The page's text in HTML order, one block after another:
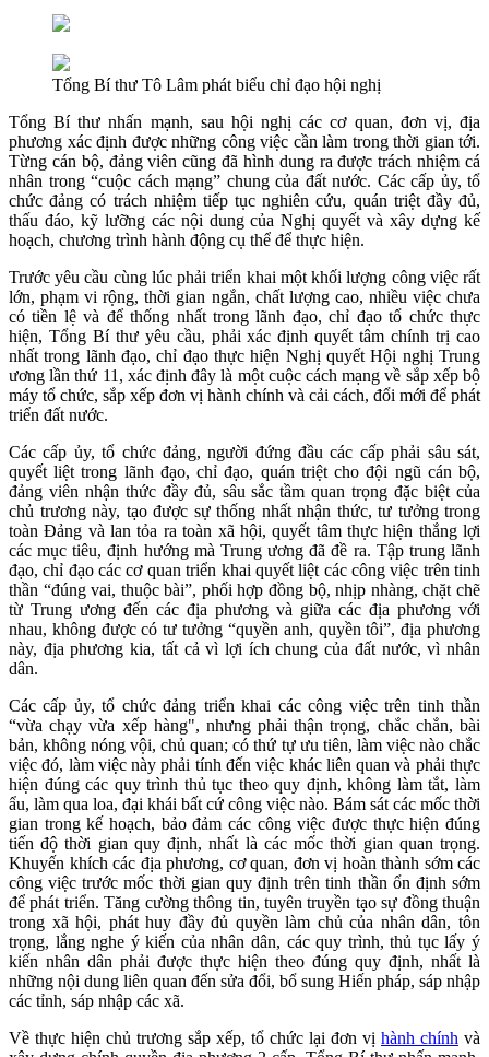
Tổng Bí thư Tô Lâm phát biểu chỉ đạo hội nghị
Tổng Bí thư nhấn mạnh, sau hội nghị các cơ quan, đơn vị, địa
phương xác định được những công việc cần làm trong thời gian tới.
Từng cán bộ, đảng viên cũng đã hình dung ra được trách nhiệm cá
nhân trong “cuộc cách mạng” chung của đất nước. Các cấp ủy, tổ
chức đảng có trách nhiệm tiếp tục nghiên cứu, quán triệt đầy đủ,
thấu đáo, kỹ lưỡng các nội dung của Nghị quyết và xây dựng kế
hoạch, chương trình hành động cụ thể để thực hiện.
Trước yêu cầu cùng lúc phải triển khai một khối lượng công việc rất
lớn, phạm vi rộng, thời gian ngắn, chất lượng cao, nhiều việc chưa
có tiền lệ và để thống nhất trong lãnh đạo, chỉ đạo tổ chức thực
hiện, Tổng Bí thư yêu cầu, phải xác định quyết tâm chính trị cao
nhất trong lãnh đạo, chỉ đạo thực hiện Nghị quyết Hội nghị Trung
ương lần thứ 11, xác định đây là một cuộc cách mạng về sắp xếp bộ
máy tổ chức, sắp xếp đơn vị hành chính và cải cách, đổi mới để phát
triển đất nước.
Các cấp ủy, tổ chức đảng, người đứng đầu các cấp phải sâu sát,
quyết liệt trong lãnh đạo, chỉ đạo, quán triệt cho đội ngũ cán bộ,
đảng viên nhận thức đầy đủ, sâu sắc tầm quan trọng đặc biệt của
chủ trương này, tạo được sự thống nhất nhận thức, tư tưởng trong
toàn Đảng và lan tỏa ra toàn xã hội, quyết tâm thực hiện thắng lợi
các mục tiêu, định hướng mà Trung ương đã đề ra. Tập trung lãnh
đạo, chỉ đạo các cơ quan triển khai quyết liệt các công việc trên tinh
thần “đúng vai, thuộc bài”, phối hợp đồng bộ, nhịp nhàng, chặt chẽ
từ Trung ương đến các địa phương và giữa các địa phương với
nhau, không được có tư tưởng “quyền anh, quyền tôi”, địa phương
này, địa phương kia, tất cả vì lợi ích chung của đất nước, vì nhân
dân.
Các cấp ủy, tổ chức đảng triển khai các công việc trên tinh thần
“vừa chạy vừa xếp hàng", nhưng phải thận trọng, chắc chắn, bài
bản, không nóng vội, chủ quan; có thứ tự ưu tiên, làm việc nào chắc
việc đó, làm việc này phải tính đến việc khác liên quan và phải thực
hiện đúng các quy trình thủ tục theo quy định, không làm tắt, làm
ẩu, làm qua loa, đại khái bất cứ công việc nào. Bám sát các mốc thời
gian trong kế hoạch, bảo đảm các công việc được thực hiện đúng
tiến độ thời gian quy định, nhất là các mốc thời gian quan trọng.
Khuyến khích các địa phương, cơ quan, đơn vị hoàn thành sớm các
công việc trước mốc thời gian quy định trên tinh thần ổn định sớm
để phát triển. Tăng cường thông tin, tuyên truyền tạo sự đồng thuận
trong xã hội, phát huy đầy đủ quyền làm chủ của nhân dân, tôn
trọng, lắng nghe ý kiến của nhân dân, các quy trình, thủ tục lấy ý
kiến nhân dân phải được thực hiện theo đúng quy định, nhất là
những nội dung liên quan đến sửa đổi, bổ sung Hiến pháp, sáp nhập
các tỉnh, sáp nhập các xã.
Về thực hiện chủ trương sắp xếp, tổ chức lại đơn vị hành chính và